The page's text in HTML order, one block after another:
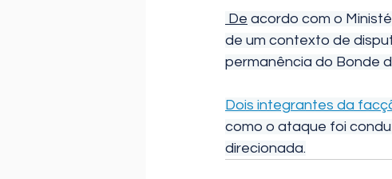
De acordo com o
de um contexto de
permanência do Bonde
Dois integrantes da
como o ataque foi
direcionada.